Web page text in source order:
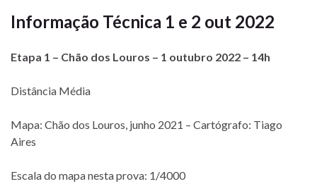
Informação Técnica 1 e 2 out 2022
Etapa 1 – Chão dos Louros – 1 outubro 2022 – 14h
Distância Média
Mapa: Chão dos Louros, junho 2021 – Cartógrafo: Tiago
Aires
Escala do mapa nesta prova: 1/4000